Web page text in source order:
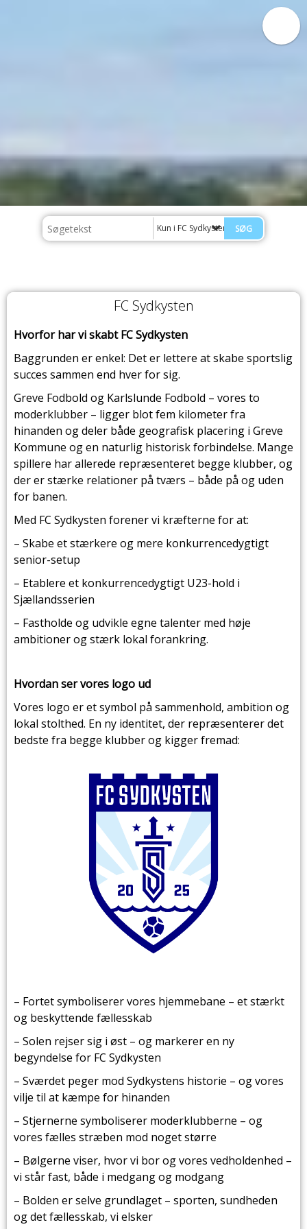
Kun i FC Sydkysten
FC Sydkysten
Hvorfor har vi skabt FC Sydkysten
Baggrunden er enkel: Det er lettere at skabe sportslig
succes sammen end hver for sig.
Greve Fodbold og Karlslunde Fodbold – vores to
moderklubber – ligger blot fem kilometer fra
hinanden og deler både geografisk placering i Greve
Kommune og en naturlig historisk forbindelse. Mange
spillere har allerede repræsenteret begge klubber, og
der er stærke relationer på tværs – både på og uden
for banen.
Med FC Sydkysten forener vi kræfterne for at:
– Skabe et stærkere og mere konkurrencedygtigt
senior-setup
– Etablere et konkurrencedygtigt U23-hold i
Sjællandsserien
– Fastholde og udvikle egne talenter med høje
ambitioner og stærk lokal forankring.
Hvordan ser vores logo ud
Vores logo er et symbol på sammenhold, ambition og
lokal stolthed. En ny identitet, der repræsenterer det
bedste fra begge klubber og kigger fremad:
– Fortet symboliserer vores hjemmebane – et stærkt
og beskyttende fællesskab
– Solen rejser sig i øst – og markerer en ny
begyndelse for FC Sydkysten
– Sværdet peger mod Sydkystens historie – og vores
vilje til at kæmpe for hinanden
– Stjernerne symboliserer moderklubberne – og
vores fælles stræben mod noget større
– Bølgerne viser, hvor vi bor og vores vedholdenhed –
vi står fast, både i medgang og modgang
– Bolden er selve grundlaget – sporten, sundheden
og det fællesskab, vi elsker